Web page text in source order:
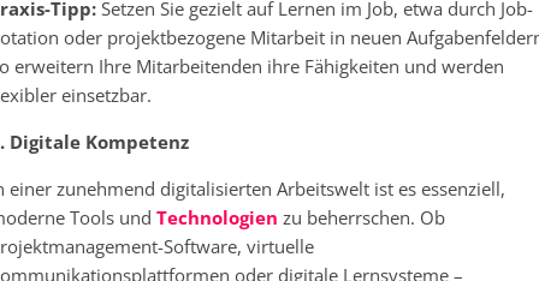
Tipp: Setzen Sie gezielt auf Lernen im Job, etwa durch Job-
oder projektbezogene Mitarbeit in neuen
erweitern Ihre Mitarbeitenden ihre Fähigkeiten und werden
einsetzbar.
Digitale Kompetenz
einer zunehmend digitalisierten Arbeitswelt ist es essenziell,
Tools und Technologien zu beherrschen. Ob
Software, virtuelle
oder digitale Lernsysteme –